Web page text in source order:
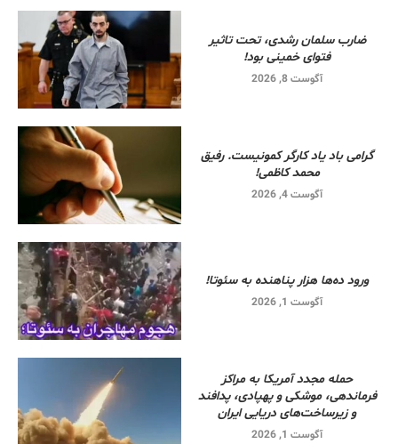
ضارب سلمان رشدی، تحت تاثیر
فتوای خمینی بود!
آگوست 8, 2026
گرامی باد یاد کارگر کمونیست. رفیق
محمد کاظمی!
آگوست 4, 2026
ورود ده‌ها هزار پناهنده به سئوتا!
آگوست 1, 2026
حمله مجدد آمریکا به مراکز
فرماندهی، موشکی و پهپادی، پدافند
و زیرساخت‌های دریایی ایران
آگوست 1, 2026